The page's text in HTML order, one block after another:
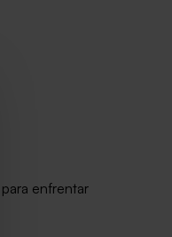
enfrentar